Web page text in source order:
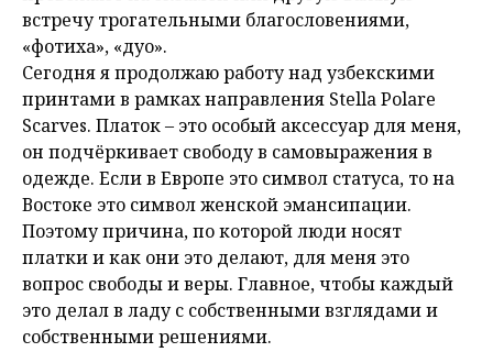
встречу трогательными благословениями,
«фотиха», «дуо».
Сегодня я продолжаю работу над узбекскими
принтами в рамках направления Stella Polare
Scarves. Платок – это особый аксессуар для меня,
он подчёркивает свободу в самовыражения в
одежде. Если в Европе это символ статуса, то на
Востоке это символ женской эмансипации.
Поэтому причина, по которой люди носят
платки и как они это делают, для меня это
вопрос свободы и веры. Главное, чтобы каждый
это делал в ладу с собственными взглядами и
собственными решениями.